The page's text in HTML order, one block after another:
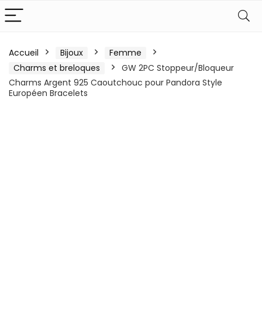
Accueil Bijoux
Femme
Charms et breloques
GW 2PC Stoppeur/Bloqueur
Charms Argent 925 Caoutchouc pour Pandora Style
Européen Bracelets